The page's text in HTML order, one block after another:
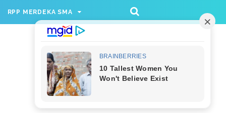
[336, 280], 'div-gpt-ad-1733174991559-
RPP MERDEKA SMA